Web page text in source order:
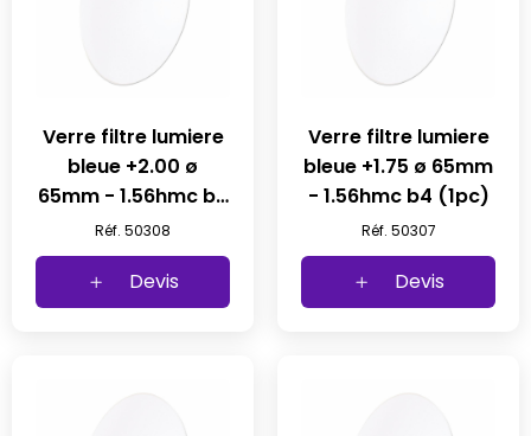
Verre filtre lumiere
bleue +2.00 ø
65mm - 1.56hmc b4
(1pc)
Réf. 50308
Devis
Verre filtre lumiere
bleue +1.75 ø 65mm
- 1.56hmc b4 (1pc)
Réf. 50307
Devis